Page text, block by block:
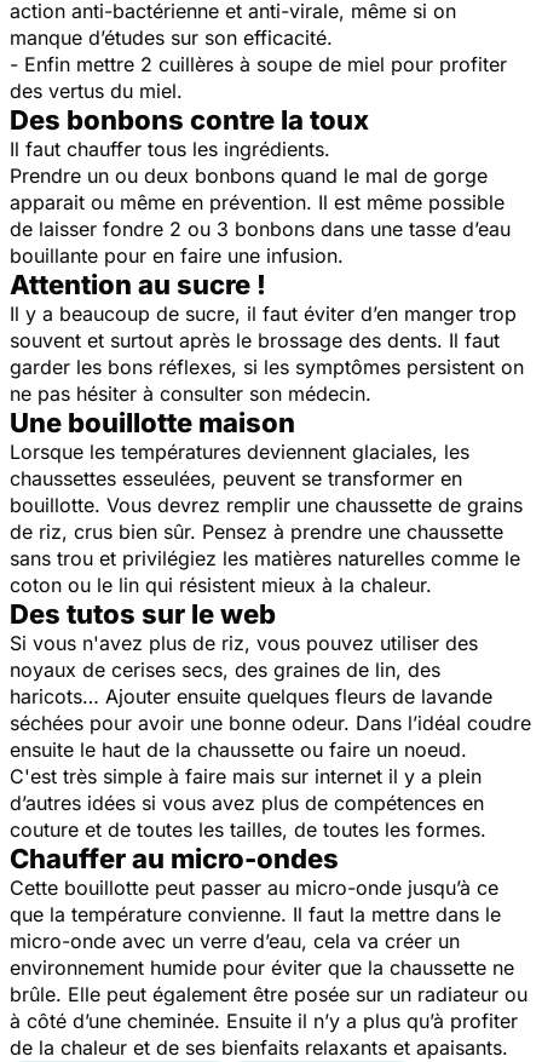
action anti-bactérienne et anti-virale, même si on
manque d’études sur son efficacité.
- Enfin mettre 2 cuillères à soupe de miel pour profiter
des vertus du miel.
Des bonbons contre la toux
Il faut chauffer tous les ingrédients.
Prendre un ou deux bonbons quand le mal de gorge
apparait ou même en prévention. Il est même possible
de laisser fondre 2 ou 3 bonbons dans une tasse d’eau
bouillante pour en faire une infusion.
Attention au sucre !
Il y a beaucoup de sucre, il faut éviter d’en manger trop
souvent et surtout après le brossage des dents. Il faut
garder les bons réflexes, si les symptômes persistent on
ne pas hésiter à consulter son médecin.
Une bouillotte maison
Lorsque les températures deviennent glaciales, les
chaussettes esseulées, peuvent se transformer en
bouillotte. Vous devrez remplir une chaussette de grains
de riz, crus bien sûr. Pensez à prendre une chaussette
sans trou et privilégiez les matières naturelles comme le
coton ou le lin qui résistent mieux à la chaleur.
Des tutos sur le web
Si vous n'avez plus de riz, vous pouvez utiliser des
noyaux de cerises secs, des graines de lin, des
haricots… Ajouter ensuite quelques fleurs de lavande
séchées pour avoir une bonne odeur. Dans l’idéal coudre
ensuite le haut de la chaussette ou faire un noeud.
C'est très simple à faire mais sur internet il y a plein
d’autres idées si vous avez plus de compétences en
couture et de toutes les tailles, de toutes les formes.
Chauffer au micro-ondes
Cette bouillotte peut passer au micro-onde jusqu’à ce
que la température convienne. Il faut la mettre dans le
micro-onde avec un verre d’eau, cela va créer un
environnement humide pour éviter que la chaussette ne
brûle. Elle peut également être posée sur un radiateur ou
à côté d’une cheminée. Ensuite il n’y a plus qu’à profiter
de la chaleur et de ses bienfaits relaxants et apaisants.